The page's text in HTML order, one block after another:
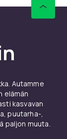
Autamme
elämän
kasvavan
puutarha-,
paljon muuta.